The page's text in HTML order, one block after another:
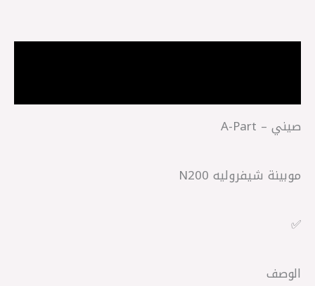
صيني – A-Part
موبينة شيفروليه N200
✅
الوصف